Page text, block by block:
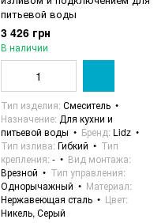
питьевой воды
3 426 грн
В наличии
Тип изделия Смеситель
Назначение Для кухни и
питьевой воды
Бренд Lidz
Тип излива Гибкий
Тип
крепления -
Вид монтажа
Врезной
Тип управления
Однорычажный
Материал
Нержавеющая сталь
Цвет
Никель, Серый